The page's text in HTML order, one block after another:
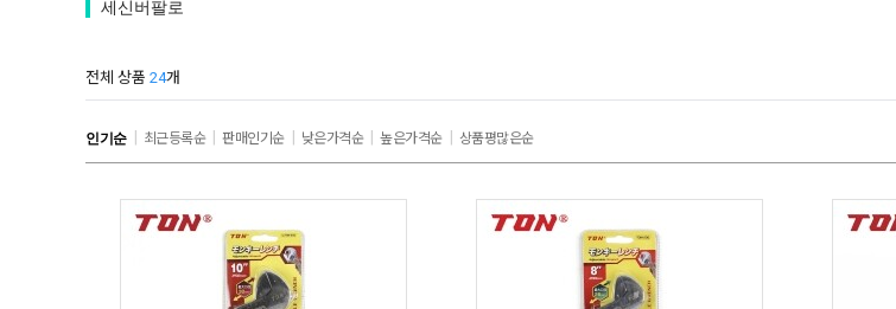
세신버팔로
전체 상품 24개
인기순| 최근등록순| 판매인기순| 낮은가격순| 높은가격순| 상품평많은순